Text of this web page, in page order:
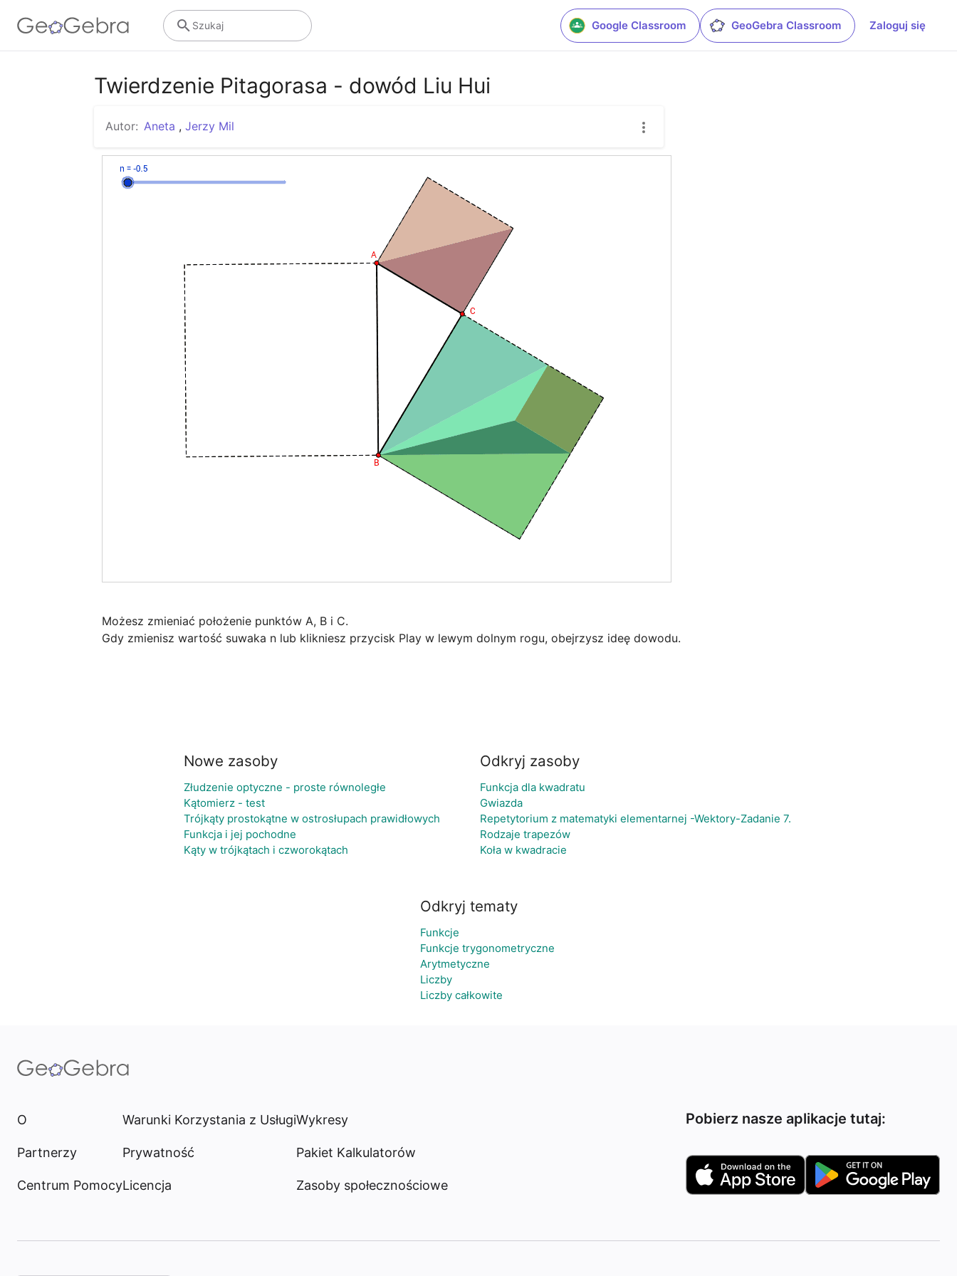
Google Classroom GeoGebra Classroom Zaloguj się
Szukaj
Twierdzenie Pitagorasa - dowód Liu Hui
Autor: Aneta , Jerzy Mil
Możesz zmieniać położenie punktów A, B i C.
Gdy zmienisz wartość suwaka n lub klikniesz przycisk Play w lewym dolnym rogu, obejrzysz ideę dowodu.
Nowe zasoby
Złudzenie optyczne - proste równoległe
Kątomierz - test
Trójkąty prostokątne w ostrosłupach prawidłowych
Funkcja i jej pochodne
Kąty w trójkątach i czworokątach
Odkryj zasoby
Funkcja dla kwadratu
Gwiazda
Repetytorium z matematyki elementarnej -Wektory-Zadanie 7.
Rodzaje trapezów
Koła w kwadracie
Odkryj tematy
Funkcje
Funkcje trygonometryczne
Arytmetyczne
Liczby
Liczby całkowite
O
Partnerzy
Centrum Pomocy
Warunki Korzystania z Usługi
Prywatność
Licencja
Wykresy
Pakiet Kalkulatorów
Zasoby społecznościowe
Pobierz nasze aplikacje tutaj: